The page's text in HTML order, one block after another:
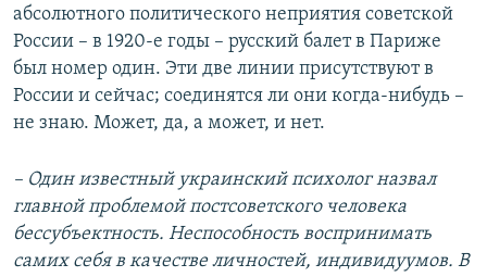
абсолютного политического неприятия советской
России – в 1920-е годы – русский балет в Париже
был номер один. Эти две линии присутствуют в
России и сейчас; соединятся ли они когда-нибудь –
не знаю. Может, да, а может, и нет.
– Один известный украинский психолог назвал
главной проблемой постсоветского человека
бессубъектность. Неспособность воспринимать
самих себя в качестве личностей, индивидуумов. В